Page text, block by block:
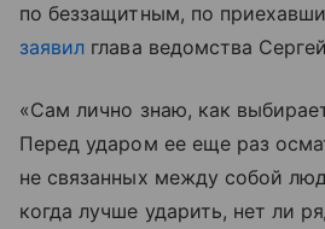
по беззащитным, по
заявил глава ведомства
«Сам лично знаю, как
Перед ударом ее еще раз
не связанных между собой
когда лучше ударить, нет ли